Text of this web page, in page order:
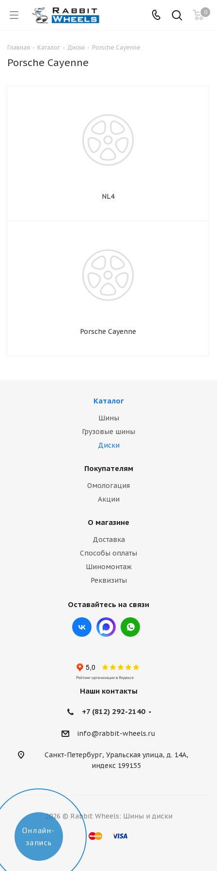
0
Главная - Каталог - Диски - Porsche Cayenne
Porsche Cayenne
NL4
Porsche Cayenne
Каталог
Шины
Грузовые шины
Диски
Покупателям
Омологация
Акции
О магазине
Доставка
Способы оплаты
Шиномонтаж
Реквизиты
Оставайтесь на связи
Наши контакты
+7 (812) 292-2140
info@rabbit-wheels.ru
Санкт-Петербург, Уральская улица, д. 14А,
индекс 199155
2026 © Rabbit Wheels: Шины и диски
Онлайн-
запись